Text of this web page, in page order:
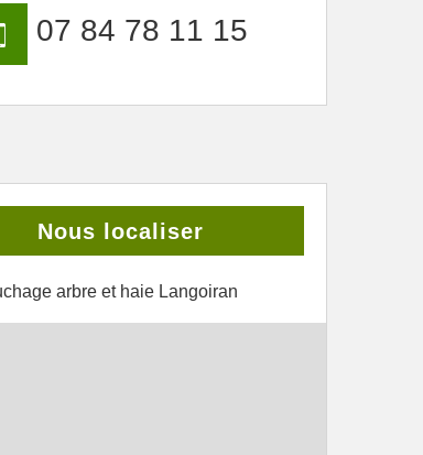
07 84 78 11 15
Nous localiser
arbre et haie Langoiran